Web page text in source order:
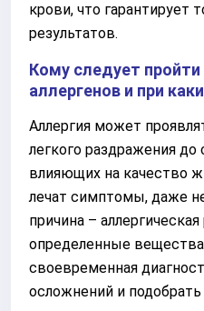
крови, что гарантирует
результатов.
Кому следует
аллергенов и при
Аллергия может
легкого раздражения
влияющих на качество
лечат симптомы, даже
причина –
определенные
своевременная
осложнений и